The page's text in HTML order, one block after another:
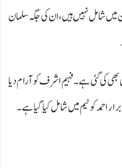
شامل نہیں ہیں، ان کی جگہ سلمان
بھی کی گئی ہے۔ فہیم اشرف کو آرام دیا
احمد کو ٹیم میں شامل کیا گیا ہے۔